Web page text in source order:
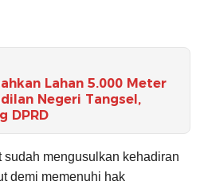
Lahan 5.000 Meter
Negeri Tangsel,
DPRD
mengusulkan kehadiran
demi memenuhi hak